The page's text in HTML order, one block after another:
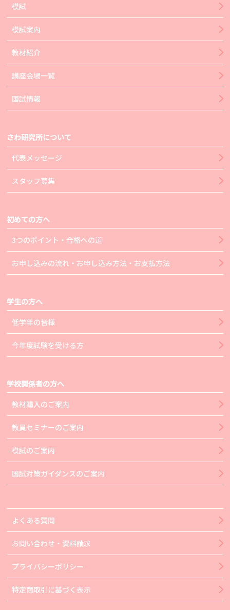
模試
模試案内
教材紹介
講座会場一覧
国試情報
さわ研究所について
代表メッセージ
スタッフ募集
初めての方へ
3つのポイント・合格への道
お申し込みの流れ・お申し込み方法・お支払方法
学生の方へ
低学年の皆様
今年度試験を受ける方
学校関係者の方へ
教材購入のご案内
教員セミナーのご案内
模試のご案内
国試対策ガイダンスのご案内
よくある質問
お問い合わせ・資料請求
プライバシーポリシー
特定商取引に基づく表示